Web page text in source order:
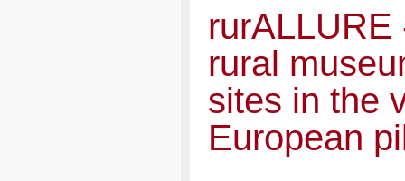
rurALLURE
rural
sites in the
European